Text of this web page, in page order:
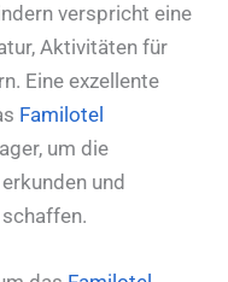
verspricht eine
Aktivitäten für
Eine exzellente
Familotel
um die
und